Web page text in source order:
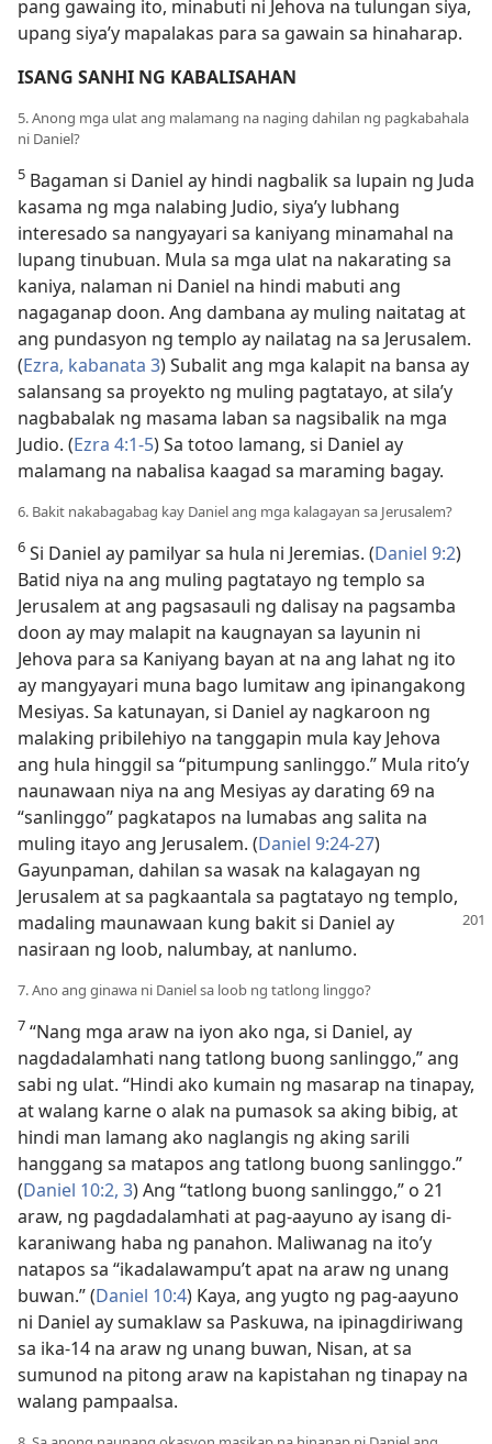
pang gawaing ito, minabuti ni Jehova na tulungan siya,
upang siya’y mapalakas para sa gawain sa hinaharap.
ISANG SANHI NG KABALISAHAN
5. Anong mga ulat ang malamang na naging dahilan ng pagkabahala
ni Daniel?
5 Bagaman si Daniel ay hindi nagbalik sa lupain ng Juda
kasama ng mga nalabing Judio, siya’y lubhang
interesado sa nangyayari sa kaniyang minamahal na
lupang tinubuan. Mula sa mga ulat na nakarating sa
kaniya, nalaman ni Daniel na hindi mabuti ang
nagaganap doon. Ang dambana ay muling naitatag at
ang pundasyon ng templo ay nailatag na sa Jerusalem.
(Ezra, kabanata 3) Subalit ang mga kalapit na bansa ay
salansang sa proyekto ng muling pagtatayo, at sila’y
nagbabalak ng masama laban sa nagsibalik na mga
Judio. (Ezra 4:1-5) Sa totoo lamang, si Daniel ay
malamang na nabalisa kaagad sa maraming bagay.
6. Bakit nakabagabag kay Daniel ang mga kalagayan sa Jerusalem?
6 Si Daniel ay pamilyar sa hula ni Jeremias. (Daniel 9:2)
Batid niya na ang muling pagtatayo ng templo sa
Jerusalem at ang pagsasauli ng dalisay na pagsamba
doon ay may malapit na kaugnayan sa layunin ni
Jehova para sa Kaniyang bayan at na ang lahat ng ito
ay mangyayari muna bago lumitaw ang ipinangakong
Mesiyas. Sa katunayan, si Daniel ay nagkaroon ng
malaking pribilehiyo na tanggapin mula kay Jehova
ang hula hinggil sa “pitumpung sanlinggo.” Mula rito’y
naunawaan niya na ang Mesiyas ay darating 69 na
“sanlinggo” pagkatapos na lumabas ang salita na
muling itayo ang Jerusalem. (Daniel 9:24-27)
Gayunpaman, dahilan sa wasak na kalagayan ng
Jerusalem at sa pagkaantala sa pagtatayo ng templo,
madaling maunawaan kung bakit si Daniel ay
nasiraan ng loob, nalumbay, at nanlumo.
7. Ano ang ginawa ni Daniel sa loob ng tatlong linggo?
7 “Nang mga araw na iyon ako nga, si Daniel, ay
nagdadalamhati nang tatlong buong sanlinggo,” ang
sabi ng ulat. “Hindi ako kumain ng masarap na tinapay,
at walang karne o alak na pumasok sa aking bibig, at
hindi man lamang ako naglangis ng aking sarili
hanggang sa matapos ang tatlong buong sanlinggo.”
(Daniel 10:2, 3) Ang “tatlong buong sanlinggo,” o 21
araw, ng pagdadalamhati at pag-aayuno ay isang di-
karaniwang haba ng panahon. Maliwanag na ito’y
natapos sa “ikadalawampu’t apat na araw ng unang
buwan.” (Daniel 10:4) Kaya, ang yugto ng pag-aayuno
ni Daniel ay sumaklaw sa Paskuwa, na ipinagdiriwang
sa ika-14 na araw ng unang buwan, Nisan, at sa
sumunod na pitong araw na kapistahan ng tinapay na
walang pampaalsa.